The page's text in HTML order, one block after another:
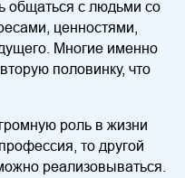
общаться с людьми со
ценностями,
Многие именно
половинку, что
роль в жизни
то другой
реализовываться.